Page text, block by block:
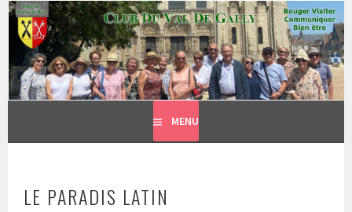
Aller
contenu
principal
CLUB DU VAL DE GALLY
BOUGER, VISITER, COMMUNIQUER = BIEN ÊTRE
MENU
LE PARADIS LATIN